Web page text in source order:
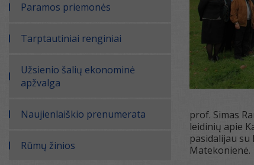
Paramos priemonės
Tarptautiniai renginiai
Užsienio šalių ekonominė
apžvalga
Naujienlaiškio prenumerata
Rūmų žinios
prof. Simas
leidinių apie
pasidalijau su
Matekonienė.